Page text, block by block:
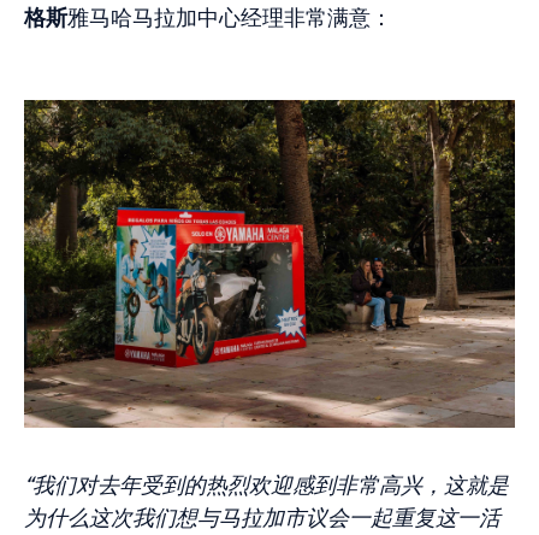
格斯雅马哈马拉加中心经理非常满意：
“我们对去年受到的热烈欢迎感到非常高兴，这就是
为什么这次我们想与马拉加市议会一起重复这一活